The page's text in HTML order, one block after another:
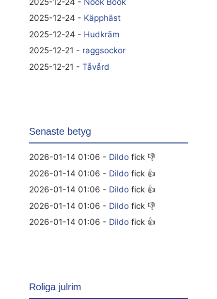
2025-12-24 - Käpphäst
2025-12-24 - Hudkräm
2025-12-21 - raggsockor
2025-12-21 - Tåvård
Senaste betyg
2026-01-14 01:06 - Dildo fick 👎
2026-01-14 01:06 - Dildo fick 👍
2026-01-14 01:06 - Dildo fick 👍
2026-01-14 01:06 - Dildo fick 👎
2026-01-14 01:06 - Dildo fick 👍
Roliga julrim